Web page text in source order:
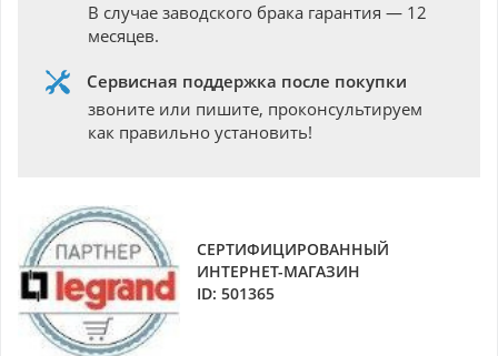
В случае заводского брака гарантия — 12
месяцев.
Сервисная поддержка после покупки
звоните или пишите, проконсультируем
как правильно установить!
СЕРТИФИЦИРОВАННЫЙ
ИНТЕРНЕТ-МАГАЗИН
ID: 501365